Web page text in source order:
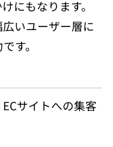
にもなります。
いユーザー層に
す。
サイトへの集客